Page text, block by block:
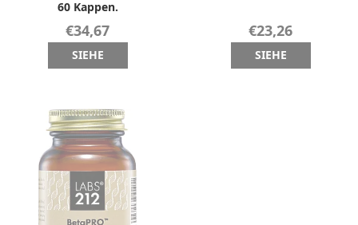
60 Kappen.
€34,67
SIEHE
€23,26
SIEHE